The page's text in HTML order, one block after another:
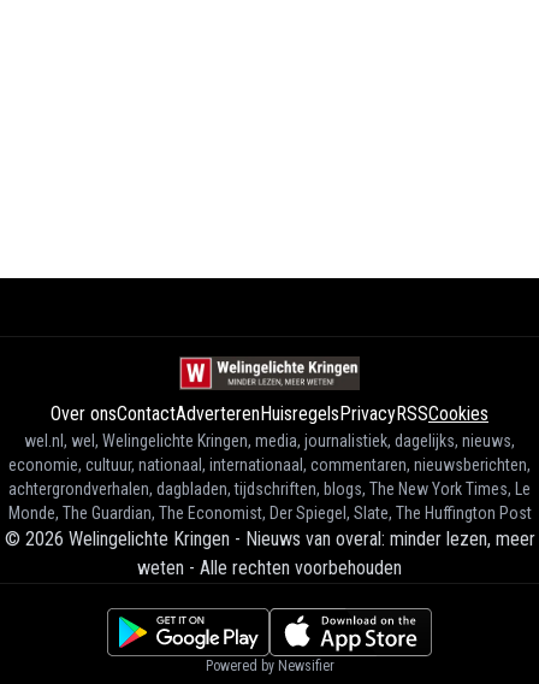
Over onsContactAdverterenHuisregelsPrivacyRSSCookies
wel.nl, wel, Welingelichte Kringen, media, journalistiek, dagelijks, nieuws,
economie, cultuur, nationaal, internationaal, commentaren, nieuwsberichten,
achtergrondverhalen, dagbladen, tijdschriften, blogs, The New York Times, Le
Monde, The Guardian, The Economist, Der Spiegel, Slate, The Huffington Post
© 2026 Welingelichte Kringen - Nieuws van overal: minder lezen, meer
weten - Alle rechten voorbehouden
Powered by Newsifier